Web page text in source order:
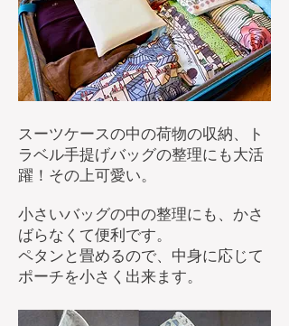
スーツケースの中の荷物の収納、ト
ラベル手提げバッグの整理にも大活
躍！その上可愛い。
小さいバッグの中の整理にも、かさ
ばらなくて便利です。
ペタンと畳めるので、中身に応じて
ポーチを小さく出来ます。